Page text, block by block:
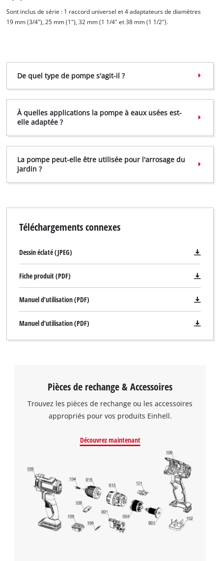
Powered byUsercentrics Consent
Management Platform
Sont inclus de série : 1 raccord universel et 4 adaptateurs de diamètres
19 mm (3/4"), 25 mm (1"), 32 mm (1 1/4" et 38 mm (1 1/2").
De quel type de pompe s'agit-il ?
À quelles applications la pompe à eaux usées est-
elle adaptée ?
La pompe peut-elle être utilisée pour l'arrosage du
jardin ?
Téléchargements connexes
Dessin éclaté (JPEG)
Fiche produit (PDF)
Manuel d’utilisation (PDF)
Manuel d’utilisation (PDF)
Pièces de rechange & Accessoires
Trouvez les pièces de rechange ou les accessoires
appropriés pour vos produits Einhell.
Découvrez maintenant